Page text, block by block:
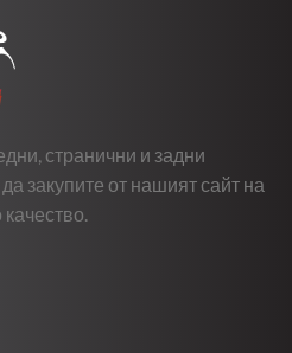
странични и задни
закупите от нашият сайт на